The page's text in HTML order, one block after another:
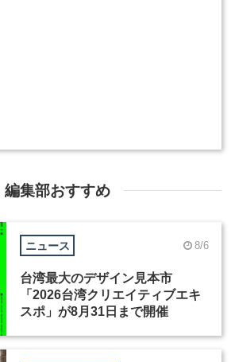
編集部おすすめ
ニュース 8/6
台湾最大のデザイン見本市
「2026台湾クリエイティブエキ
スポ」が8月31日まで開催